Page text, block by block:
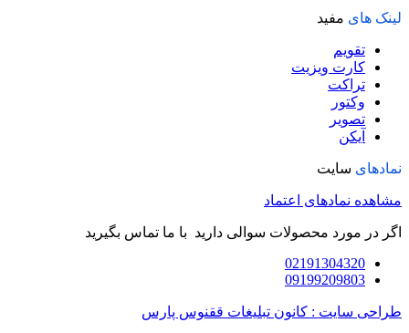
لینک های مفید
تقویم
کارت ویزیت
تراکت
وکتور
تصویر
آیکن
نمادهای سایت
مشاهده نمادهای اعتماد
اگر در مورد محصولات سوالی دارید با ما تماس بگیرید
02191304320
09199209803
طراحی سایت : کانون تبلیغات ققنوس پارس